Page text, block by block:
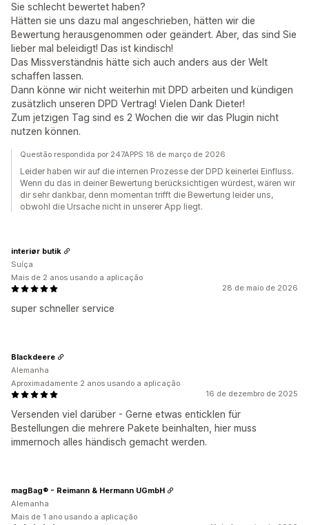
Sie schlecht bewertet haben?
Hätten sie uns dazu mal angeschrieben, hätten wir die
Bewertung herausgenommen oder geändert. Aber, das sind Sie
lieber mal beleidigt! Das ist kindisch!
Das Missverständnis hätte sich auch anders aus der Welt
schaffen lassen.
Dann könne wir nicht weiterhin mit DPD arbeiten und kündigen
zusätzlich unseren DPD Vertrag! Vielen Dank Dieter!
Zum jetzigen Tag sind es 2 Wochen die wir das Plugin nicht
nutzen können.
Questão respondida por 247APPS 18 de março de 2026
Leider haben wir auf die internen Prozesse der DPD keinerlei Einfluss.
Wenn du das in deiner Bewertung berücksichtigen würdest, wären wir
dir sehr dankbar, denn momentan trifft die Bewertung leider uns,
obwohl die Ursache nicht in unserer App liegt.
28 de maio de 2026
super schneller service
interiør butik
Suíça
Mais de 2 anos usando a aplicação
16 de dezembro de 2025
Versenden viel darüber - Gerne etwas enticklen für
Bestellungen die mehrere Pakete beinhalten, hier muss
immernoch alles händisch gemacht werden.
Blackdeere
Alemanha
Aproximadamente 2 anos usando a aplicação
magBag® - Reimann & Hermann UGmbH
Alemanha
Mais de 1 ano usando a aplicação